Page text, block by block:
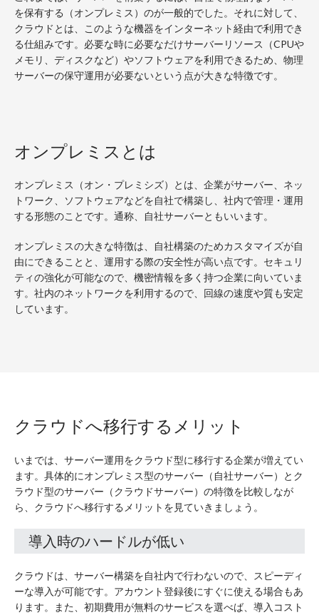
を保有する（オンプレミス）のが一般的でした。それに対して、
クラウドとは、このような機器をインターネット経由で利用でき
る仕組みです。必要な時に必要なだけサーバーリソース（CPUや
メモリ、ディスクなど）やソフトウェアを利用できるため、物理
サーバーの保守運用が必要ないという点が大きな特徴です。
オンプレミスとは
オンプレミス（オン・プレミシズ）とは、企業がサーバー、ネッ
トワーク、ソフトウェアなどを自社で構築し、社内で管理・運用
する形態のことです。通称、自社サーバーともいいます。
オンプレミスの大きな特徴は、自社構築のためカスタマイズが自
由にできることと、運用する際の安全性が高い点です。セキュリ
ティの強化が可能なので、機密情報を多く持つ企業に向いていま
す。社内のネットワークを利用するので、回線の速度や質も安定
しています。
クラウドへ移行するメリット
いまでは、サーバー運用をクラウド型に移行する企業が増えてい
ます。具体的にオンプレミス型のサーバー（自社サーバー）とク
ラウド型のサーバー（クラウドサーバー）の特徴を比較しなが
ら、クラウドへ移行するメリットを見ていきましょう。
導入時のハードルが低い
クラウドは、サーバー構築を自社内で行わないので、スピーディ
ーな導入が可能です。アカウント登録後にすぐに使える場合もあ
ります。また、初期費用が無料のサービスを選べば、導入コスト